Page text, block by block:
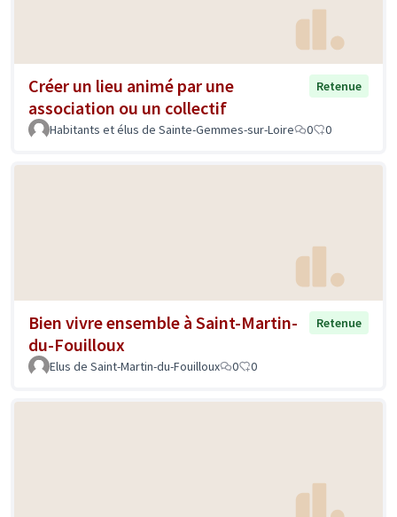
Créer un lieu animé par une
association ou un collectif
Retenue
Habitants et élus de Sainte-Gemmes-sur-Loire 0 0
Bien vivre ensemble à Saint-Martin-
du-Fouilloux
Retenue
Elus de Saint-Martin-du-Fouilloux 0 0